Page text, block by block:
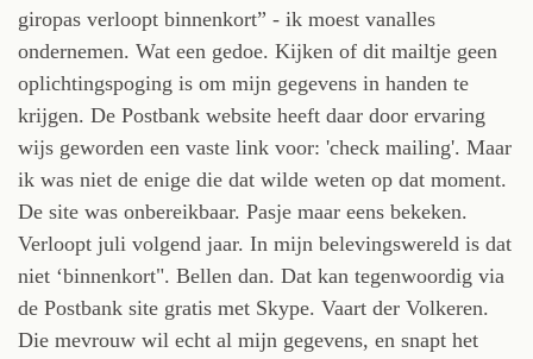
giropas verloopt binnenkort” - ik moest vanalles
ondernemen. Wat een gedoe. Kijken of dit mailtje geen
oplichtingspoging is om mijn gegevens in handen te
krijgen. De Postbank website heeft daar door ervaring
wijs geworden een vaste link voor: 'check mailing'. Maar
ik was niet de enige die dat wilde weten op dat moment.
De site was onbereikbaar. Pasje maar eens bekeken.
Verloopt juli volgend jaar. In mijn belevingswereld is dat
niet ‘binnenkort". Bellen dan. Dat kan tegenwoordig via
de Postbank site gratis met Skype. Vaart der Volkeren.
Die mevrouw wil echt al mijn gegevens, en snapt het